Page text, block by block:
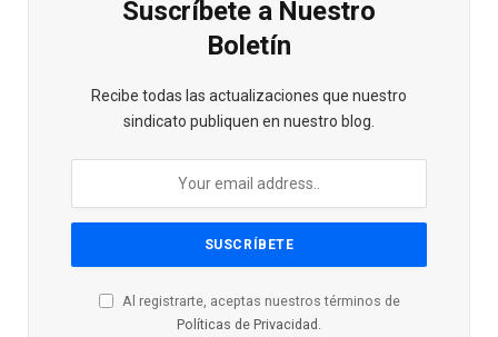
Suscríbete a Nuestro
Boletín
Recibe todas las actualizaciones que nuestro
sindicato publiquen en nuestro blog.
Al registrarte, aceptas nuestros términos de
Políticas de Privacidad .